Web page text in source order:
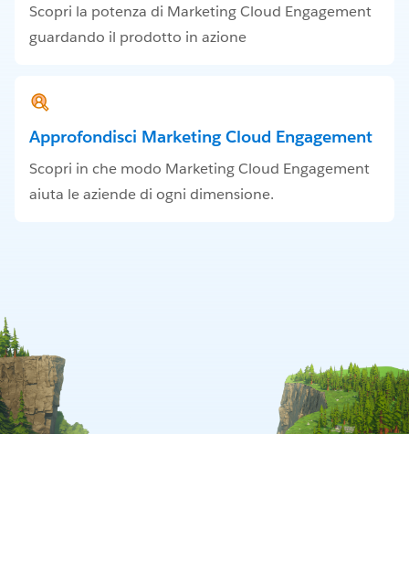
Scopri la potenza di Marketing Cloud Engagement
guardando il prodotto in azione
Approfondisci Marketing Cloud Engagement
Scopri in che modo Marketing Cloud Engagement
aiuta le aziende di ogni dimensione.